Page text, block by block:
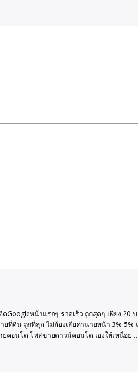
รับทำSEOร
ศ ที่เดียวในเมือ
นที่ดินฟรี SEOขายบ้าน รับจ้างโพสต์บ้านที่
หน้าแรกๆ รวดเร็ว ถูกสุดๆ เพียง 20
ดิน ถูกที่สุด ไม่ต้องเสียค่านายหน้า 3%-5%
คอนโด โพสขายดาวน์คอนโด เองให้เหนื่อย …